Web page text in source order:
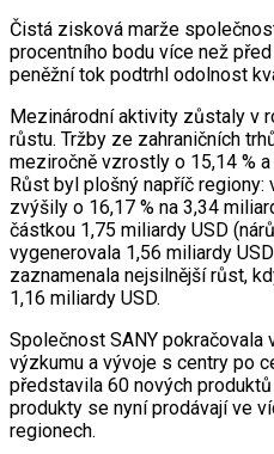
Čistá zisková marže
procentního bodu více než
peněžní tok podtrhl odolnost
Mezinárodní aktivity zůstaly v
růstu. Tržby ze zahraničních
meziročně vzrostly o 15,14 %
Růst byl plošný napříč
zvýšily o 16,17 % na 3,34
částkou 1,75 miliardy USD
vygenerovala 1,56 miliardy
zaznamenala nejsilnější růst,
1,16 miliardy USD.
Společnost SANY
výzkumu a vývoje s centry po
představila 60 nových
produkty se nyní prodávají ve
regionech.